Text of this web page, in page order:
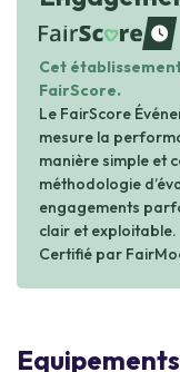
waiting
Cet
FairScore.
Le FairScore
mesure la
manière simple et
méthodologie
engagements
clair et exploitable.
Certifié par